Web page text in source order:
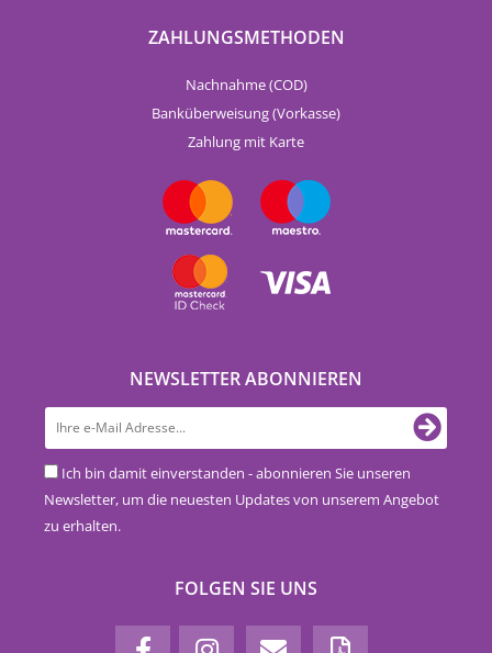
ZAHLUNGSMETHODEN
Nachnahme (COD)
Banküberweisung (Vorkasse)
Zahlung mit Karte
NEWSLETTER ABONNIEREN
Ich bin damit einverstanden - abonnieren Sie unseren
Newsletter, um die neuesten Updates von unserem Angebot
zu erhalten.
FOLGEN SIE UNS